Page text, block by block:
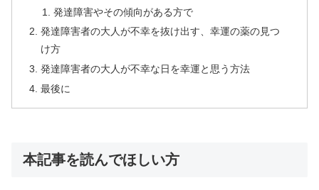
発達障害やその傾向がある方で
発達障害者の大人が不幸を抜け出す、幸運の薬の見つ
け方
発達障害者の大人が不幸な日を幸運と思う方法
最後に
本記事を読んでほしい方